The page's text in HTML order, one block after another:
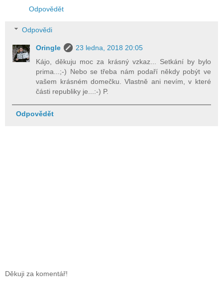
Odpovědět
Odpovědi
Oringle
23 ledna, 2018 20:05
Kájo, děkuju moc za krásný vzkaz... Setkání by bylo
prima...;-) Nebo se třeba nám podaří někdy pobýt ve
vašem krásném domečku. Vlastně ani nevím, v které
části republiky je...:-) P.
Odpovědět
Děkuji za komentář!